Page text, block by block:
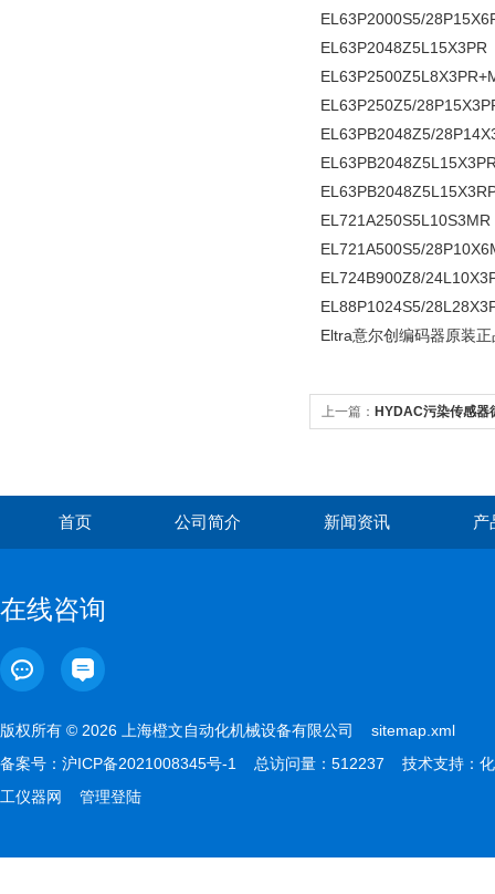
EL63P2000S5/
EL63P2048Z5L15X3PR
EL63P250Z5/
EL63PB2048Z5/
EL721A250S5L10S3MR
EL721A500S5/
EL724B900Z8/
EL88P1024S5/
Eltra意尔创编码器原装正
上一篇： HYDAC污染传感器
首页 公司简介 新闻资讯 产
在线咨询
版权所有 © 2026 上海橙文自动化机械设备有限公司 sitemap.xml
备案号： 沪ICP备2021008345号-1 总访问量：512237 技术支持： 化
工仪器网
管理登陆